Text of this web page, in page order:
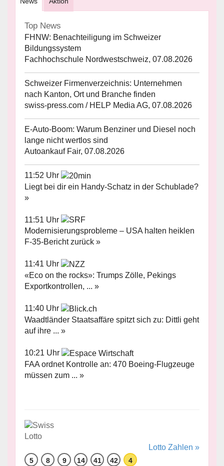
Top News
FHNW: Benachteiligung im Schweizer
Bildungssystem
Fachhochschule Nordwestschweiz, 07.08.2026
Schweizer Firmenverzeichnis: Unternehmen
nach Kanton, Ort und Branche finden
swiss-press.com / HELP Media AG, 07.08.2026
E-Auto-Boom: Warum Benziner und Diesel noch
lange nicht wertlos sind
Autoankauf Fair, 07.08.2026
11:52 Uhr
Liegt bei dir ein Handy-Schatz in der Schublade?
»
11:51 Uhr
Modernisierungsprobleme – USA halten heiklen
F-35-Bericht zurück »
11:41 Uhr
«Eco on the rocks»: Trumps Zölle, Pekings
Exportkontrollen, ... »
11:40 Uhr
Waadtländer Staatsaffäre spitzt sich zu: Dittli geht
auf ihre ... »
10:21 Uhr
FAA ordnet Kontrolle an: 470 Boeing-Flugzeuge
müssen zum ... »
Lotto Zahlen »
5 8 9 14 41 42 4